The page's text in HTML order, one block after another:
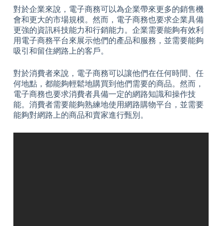
對於企業來說，電子商務可以為企業帶來更多的銷售機
會和更大的市場規模。然而，電子商務也要求企業具備
更強的資訊科技能力和行銷能力。企業需要能夠有效利
用電子商務平台來展示他們的產品和服務，並需要能夠
吸引和留住網路上的客戶。
對於消費者來說，電子商務可以讓他們在任何時間、任
何地點，都能夠輕鬆地購買到他們需要的商品。然而，
電子商務也要求消費者具備一定的網路知識和操作技
能。消費者需要能夠熟練地使用網路購物平台，並需要
能夠對網路上的商品和賣家進行甄別。